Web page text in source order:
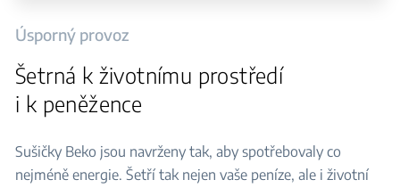
Úsporný provoz
Šetrná k životnímu prostředí
i k peněžence
Sušičky Beko jsou navrženy tak, aby spotřebovaly co
nejméně energie. Šetří tak nejen vaše peníze, ale i životní